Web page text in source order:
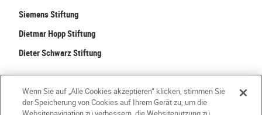
Siemens Stiftung
Dietmar Hopp Stiftung
Dieter Schwarz Stiftung
Wenn Sie auf „Alle Cookies akzeptieren“ klicken, stimmen Sie
der Speicherung von Cookies auf Ihrem Gerät zu, um die